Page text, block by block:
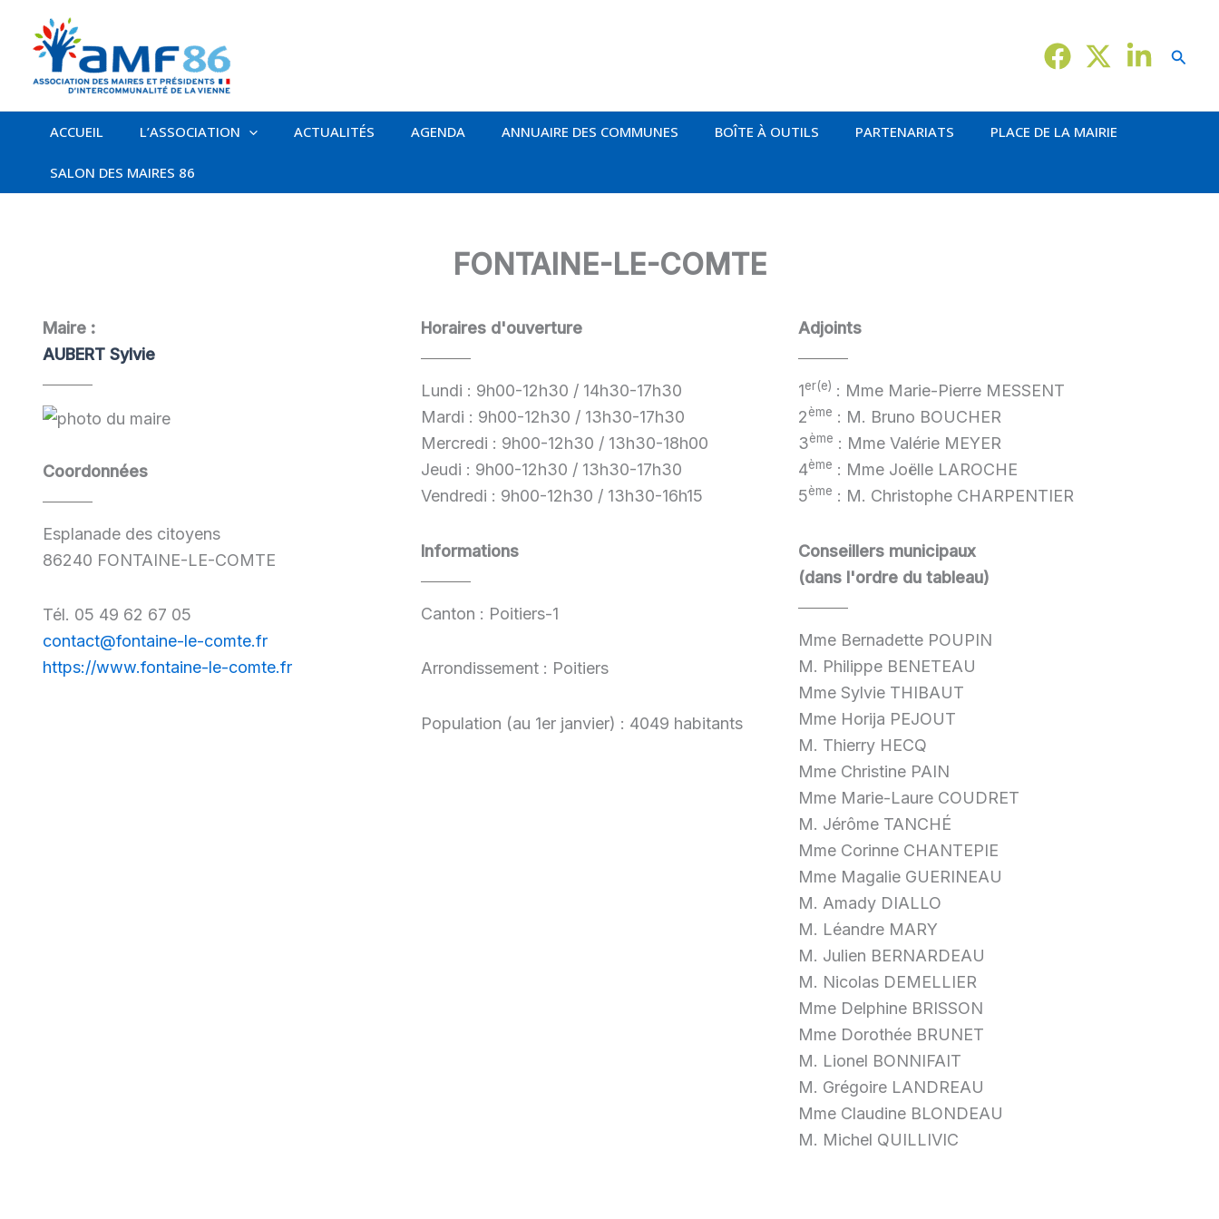
contenu
ACCUEIL L’ASSOCIATION ACTUALITÉS AGENDA ANNUAIRE DES COMMUNES BOÎTE À OUTILS PARTENARIATS PLACE DE LA MAIRIE
SALON DES MAIRES 86
FONTAINE-LE-COMTE
Maire :
AUBERT Sylvie
Coordonnées
Esplanade des citoyens
86240 FONTAINE-LE-COMTE
Tél. 05 49 62 67 05
contact@fontaine-le-comte.fr
https://www.fontaine-le-comte.fr
Horaires d'ouverture
Lundi : 9h00-12h30 / 14h30-17h30
Mardi : 9h00-12h30 / 13h30-17h30
Mercredi : 9h00-12h30 / 13h30-18h00
Jeudi : 9h00-12h30 / 13h30-17h30
Vendredi : 9h00-12h30 / 13h30-16h15
Informations
Canton : Poitiers-1
Arrondissement : Poitiers
Population (au 1er janvier) : 4049 habitants
Adjoints
1er(e) : Mme Marie-Pierre MESSENT
2ème : M. Bruno BOUCHER
3ème : Mme Valérie MEYER
4ème : Mme Joëlle LAROCHE
5ème : M. Christophe CHARPENTIER
Conseillers municipaux
(dans l'ordre du tableau)
Mme Bernadette POUPIN
M. Philippe BENETEAU
Mme Sylvie THIBAUT
Mme Horija PEJOUT
M. Thierry HECQ
Mme Christine PAIN
Mme Marie-Laure COUDRET
M. Jérôme TANCHÉ
Mme Corinne CHANTEPIE
Mme Magalie GUERINEAU
M. Amady DIALLO
M. Léandre MARY
M. Julien BERNARDEAU
M. Nicolas DEMELLIER
Mme Delphine BRISSON
Mme Dorothée BRUNET
M. Lionel BONNIFAIT
M. Grégoire LANDREAU
Mme Claudine BLONDEAU
M. Michel QUILLIVIC